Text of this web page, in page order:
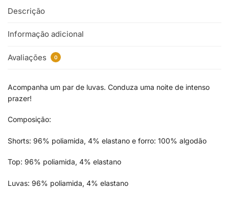
Descrição
Informação adicional
Avaliações 0
Acompanha um par de luvas. Conduza uma noite de intenso
prazer!
Composição:
Shorts: 96% poliamida, 4% elastano e forro: 100% algodão
Top: 96% poliamida, 4% elastano
Luvas: 96% poliamida, 4% elastano